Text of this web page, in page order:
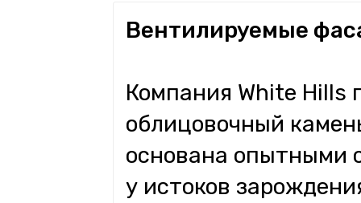
Вентилируемые
Компания White Hills
облицовочный
основана опытными
у истоков